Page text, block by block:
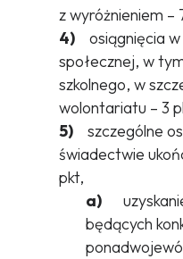
z wyróżnieniem –
4)osiągnięcia w
społecznej, w
szkolnego, w
wolontariatu – 3
5)szczególne
świadectwie
pkt,
a)uzyskanie
będących